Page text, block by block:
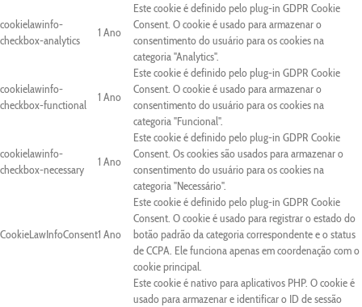
cookielawinfo-
checkbox-analytics
1 Ano
Este cookie é definido pelo plug-in GDPR Cookie
Consent. O cookie é usado para armazenar o
consentimento do usuário para os cookies na
categoria "Analytics".
cookielawinfo-
checkbox-functional
1 Ano
Este cookie é definido pelo plug-in GDPR Cookie
Consent. O cookie é usado para armazenar o
consentimento do usuário para os cookies na
categoria "Funcional".
cookielawinfo-
checkbox-necessary
1 Ano
Este cookie é definido pelo plug-in GDPR Cookie
Consent. Os cookies são usados para armazenar o
consentimento do usuário para os cookies na
categoria "Necessário".
CookieLawInfoConsent1 Ano
Este cookie é definido pelo plug-in GDPR Cookie
Consent. O cookie é usado para registrar o estado do
botão padrão da categoria correspondente e o status
de CCPA. Ele funciona apenas em coordenação com o
cookie principal.
Este cookie é nativo para aplicativos PHP. O cookie é
usado para armazenar e identificar o ID de sessão